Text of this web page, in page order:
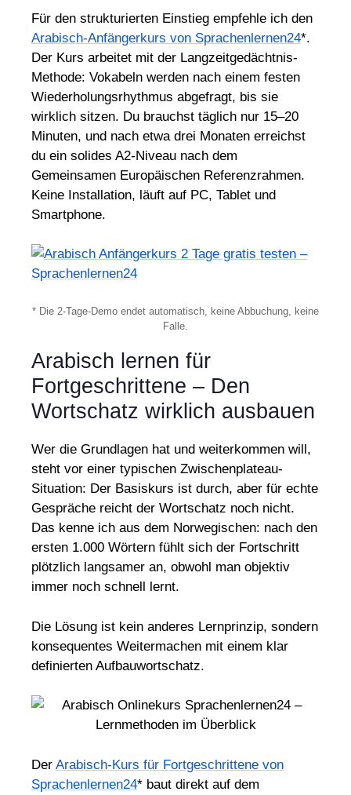
Für den strukturierten Einstieg empfehle ich den
Arabisch-Anfängerkurs von Sprachenlernen24*.
Der Kurs arbeitet mit der Langzeitgedächtnis-
Methode: Vokabeln werden nach einem festen
Wiederholungsrhythmus abgefragt, bis sie
wirklich sitzen. Du brauchst täglich nur 15–20
Minuten, und nach etwa drei Monaten erreichst
du ein solides A2-Niveau nach dem
Gemeinsamen Europäischen Referenzrahmen.
Keine Installation, läuft auf PC, Tablet und
Smartphone.
* Die 2-Tage-Demo endet automatisch, keine Abbuchung, keine
Falle.
Arabisch lernen für
Fortgeschrittene – Den
Wortschatz wirklich ausbauen
Wer die Grundlagen hat und weiterkommen will,
steht vor einer typischen Zwischenplateau-
Situation: Der Basiskurs ist durch, aber für echte
Gespräche reicht der Wortschatz noch nicht.
Das kenne ich aus dem Norwegischen: nach den
ersten 1.000 Wörtern fühlt sich der Fortschritt
plötzlich langsamer an, obwohl man objektiv
immer noch schnell lernt.
Die Lösung ist kein anderes Lernprinzip, sondern
konsequentes Weitermachen mit einem klar
definierten Aufbauwortschatz.
Der Arabisch-Kurs für Fortgeschrittene von
Sprachenlernen24* baut direkt auf dem